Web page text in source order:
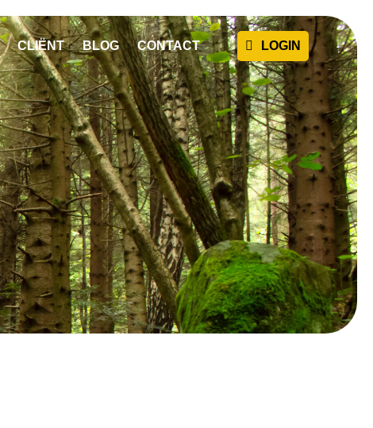
CLIËNT BLOG CONTACT